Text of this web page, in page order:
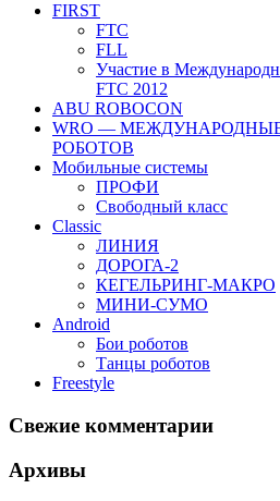
FIRST
FTC
FLL
Участие в
FTC 2012
ABU ROBOCON
WRO —
РОБОТОВ
Мобильные системы
ПРОФИ
Свободный класс
Classic
ЛИНИЯ
ДОРОГА-2
КЕГЕЛЬРИНГ-МАКРО
МИНИ-СУМО
Android
Бои роботов
Танцы роботов
Freestyle
Свежие комментарии
Архивы